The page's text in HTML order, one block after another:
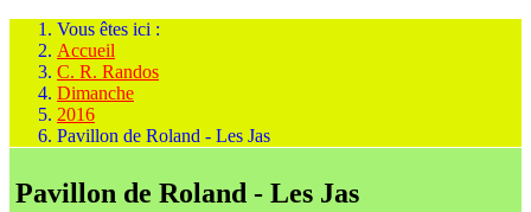
Vous êtes ici :
Accueil
C. R. Randos
Dimanche
2016
Pavillon de Roland - Les Jas
Pavillon de Roland - Les Jas